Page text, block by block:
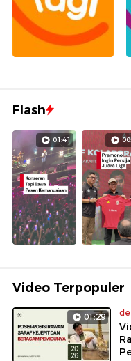
Flash
01:41
Video Terpopuler
01:29